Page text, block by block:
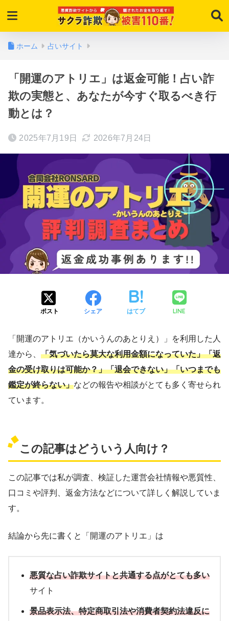
ホーム 占いサイト
「開運のアトリエ」は返金可能！占い詐
欺の実態と、あなたが今すぐ取るべき行
動とは？
2025年7月19日 2026年7月24日
ポスト シェア はてブ LINE
「開運のアトリエ（かいうんのあとりえ）」を利用した人
達から、 「気づいたら莫大な利用金額になっていた」「返
金の受け取りは可能か？」「退会できない」「いつまでも
鑑定が終らない」などの報告や相談がとても多く寄せられ
ています。
この記事はどういう人向け？
この記事では私が調査、検証した運営会社情報や悪質性、
口コミや評判、返金方法などについて詳しく解説していま
す。
結論から先に書くと「開運のアトリエ」は
悪質な占い詐欺サイトと共通する点がとても多い
サイト
景品表示法、特定商取引法や消費者契約法違反に